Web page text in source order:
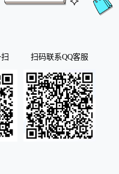
扫码联系QQ客服